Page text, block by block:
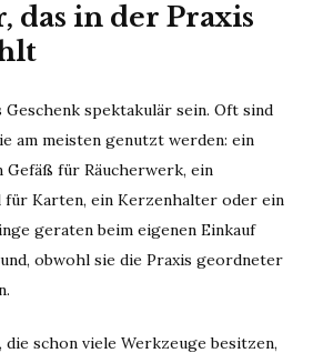
das in der Praxis
spektakulär sein. Oft sind
am meisten genutzt werden: ein
Gefäß für Räucherwerk, ein
für Karten, ein Kerzenhalter oder ein
geraten beim eigenen Einkauf
obwohl sie die Praxis geordneter
die schon viele Werkzeuge besitzen,